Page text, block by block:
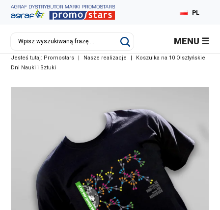
PL
MENU
Jesteś tutaj: Promostars | Nasze realizacje |
Koszulka na 10 Olsztyńskie
Dni Nauki i Sztuki